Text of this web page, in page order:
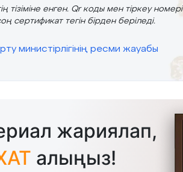
тізіміне енген. Qr коды мен тіркеу номері
сертификат тегін бірден беріледі.
министірлігінің ресми жауабы
жариялап,
алыңыз!